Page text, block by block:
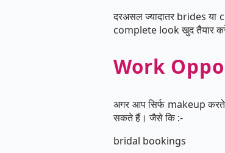
दरअसल ज्यादातर brides
complete look खुद तैयार
Work
अगर आप सिर्फ makeup
सकते हैं। जैसे कि :-
bridal bookings